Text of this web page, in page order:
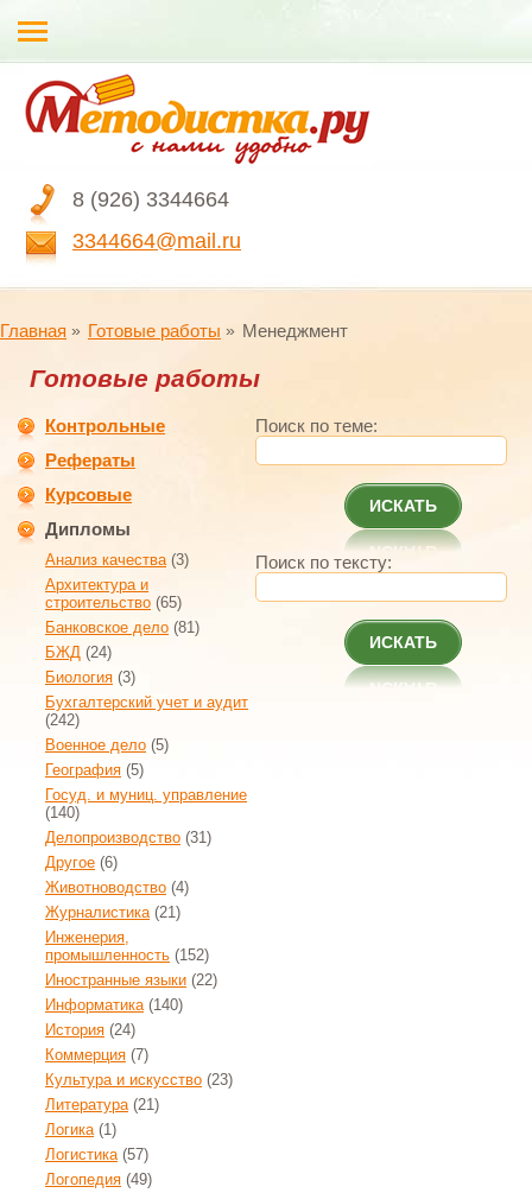
8 (926) 3344664
3344664@mail.ru
Главная Готовые работы Менеджмент
Готовые работы
Контрольные
Рефераты
Курсовые
Дипломы
Анализ качества(3)
Архитектура и
строительство (65)
Банковское дело (81)
БЖД (24)
Биология (3)
Бухгалтерский учет и аудит
(242)
Военное дело (5)
География (5)
Госуд. и муниц. управление
(140)
Делопроизводство (31)
Другое (6)
Животноводство (4)
Журналистика(21)
Инженерия,
промышленность (152)
Иностранные языки (22)
Информатика(140)
История (24)
Коммерция (7)
Культура и искусство (23)
Литература(21)
Логика(1)
Логистика(57)
Логопедия (49)
Поиск по теме:
ИСКАТЬ
Поиск по тексту:
ИСКАТЬ